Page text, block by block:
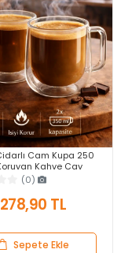
Cam Kupa 250
Kahve Çay
Espresso Cam
(0)
278,90 TL
Sepete Ekle